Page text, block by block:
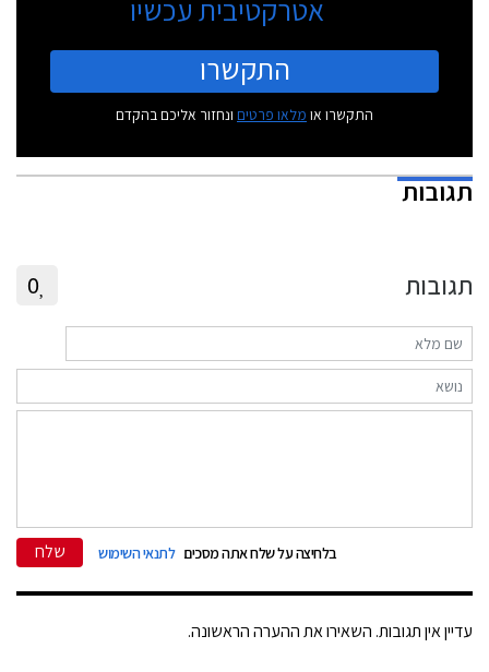
אטרקטיבית עכשיו
התקשרו
התקשרו או מלאו פרטים ונחזור אליכם בהקדם
תגובות
תגובות 0
בלחיצה על שלח אתה מסכים לתנאי השימוש שלח
עדיין אין תגובות. השאירו את ההערה הראשונה.